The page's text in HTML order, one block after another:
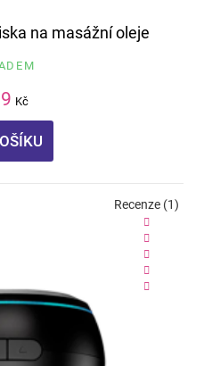
na masážní oleje
Kč
Recenze (1)